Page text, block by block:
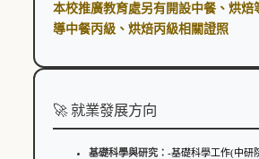
本校推廣教育處另有開設中餐、烘焙
導中餐丙級、烘焙丙級相關證照
🚀 就業發展方向
基礎科學與研究： -基礎科學工作(中研